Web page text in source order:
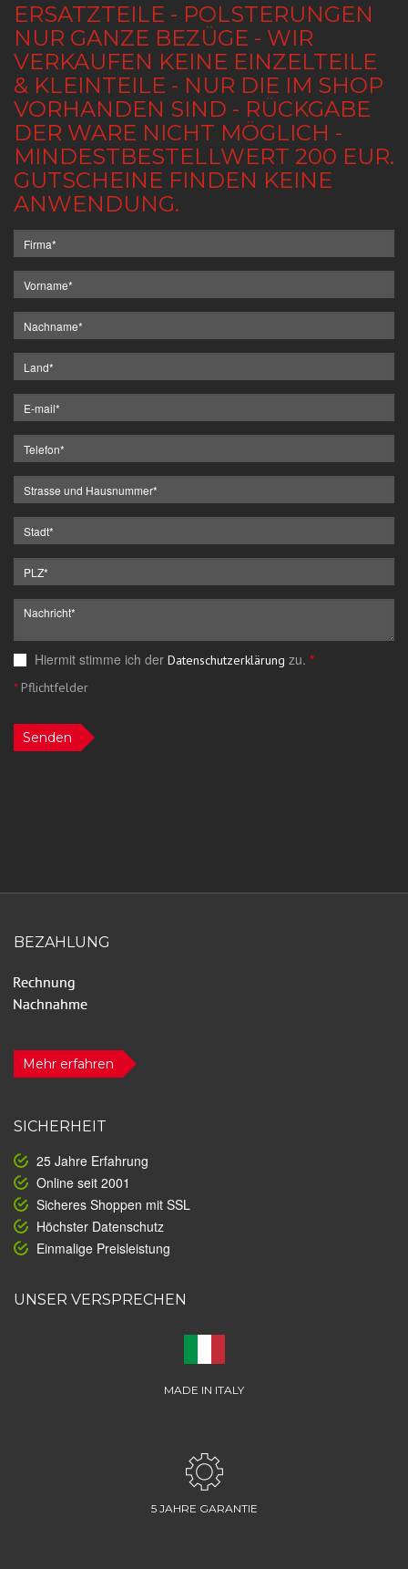
ERSATZTEILE - POLSTERUNGEN
NUR GANZE BEZÜGE - WIR
VERKAUFEN KEINE EINZELTEILE
& KLEINTEILE - NUR DIE IM SHOP
VORHANDEN SIND - RÜCKGABE
DER WARE NICHT MÖGLICH -
MINDESTBESTELLWERT 200 EUR.
GUTSCHEINE FINDEN KEINE
ANWENDUNG.
Hiermit stimme ich der Datenschutzerklärung zu. *
*Pflichtfelder
Senden
BEZAHLUNG
Mehr erfahren
SICHERHEIT
25 Jahre Erfahrung
Online seit 2001
Sicheres Shoppen mit SSL
Höchster Datenschutz
Einmalige Preisleistung
UNSER VERSPRECHEN
MADE IN ITALY
5 JAHRE GARANTIE